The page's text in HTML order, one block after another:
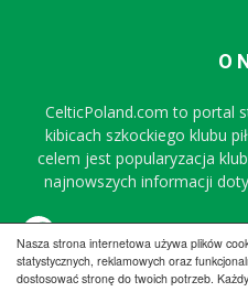
Nasza strona internetowa używa plików
statystycznych, reklamowych oraz
dostosować stronę do twoich potrzeb.
O
CelticPoland.com to portal
kibicach szkockiego klubu
celem jest popularyzacja
najnowszych informacji